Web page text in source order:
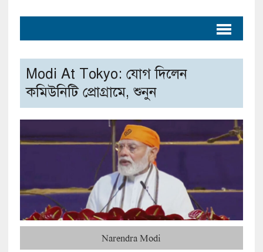
Modi At Tokyo: যোগ দিলেন
কমিউনিটি প্রোগ্রামে, শুনুন
Narendra Modi